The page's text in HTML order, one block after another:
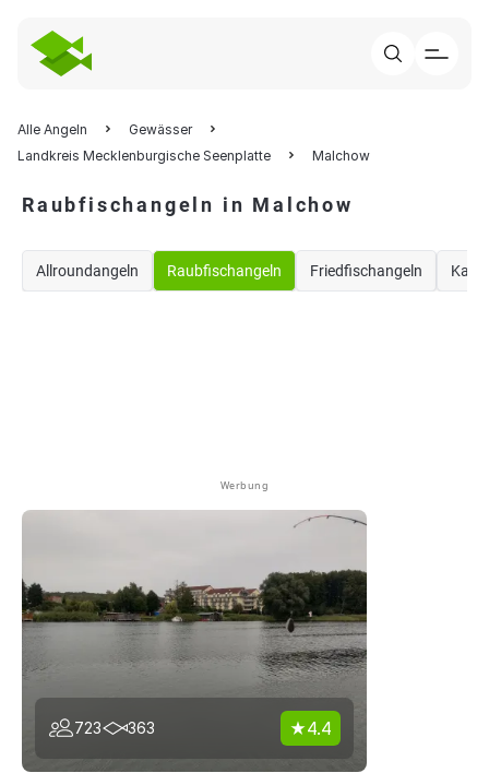
Alle Angeln
Gewässer
Landkreis Mecklenburgische Seenplatte
Malchow
Raubfischangeln in Malchow
Allroundangeln Raubfischangeln Friedfischangeln
Werbung
723 363 4.4